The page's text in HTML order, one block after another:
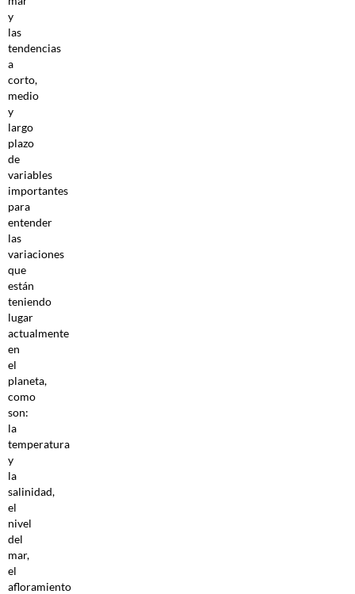
y
las
tendencias
a
corto,
medio
y
largo
plazo
de
variables
importantes
para
entender
las
variaciones
que
están
teniendo
lugar
actualmente
en
el
planeta,
como
son:
la
temperatura
y
la
salinidad,
el
nivel
del
mar,
el
afloramiento